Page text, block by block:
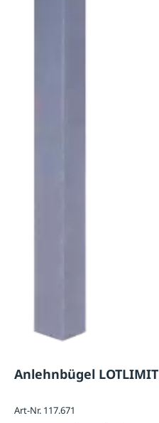
Anlehnbügel LOTLIMIT
Art-Nr. 117.671